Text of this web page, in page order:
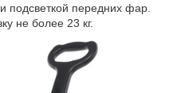
подсветкой передних фар.
не более 23 кг.